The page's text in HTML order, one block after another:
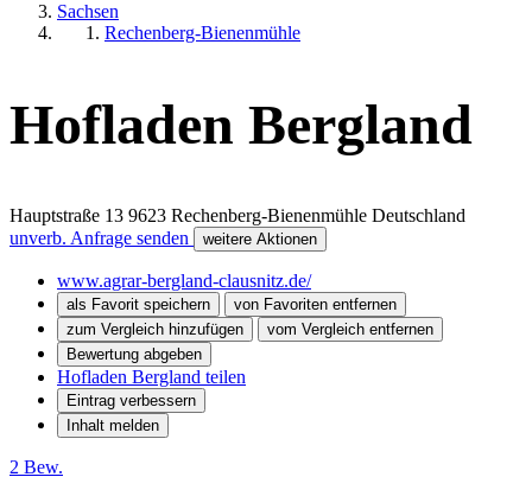
Sachsen
Rechenberg-Bienenmühle
Hofladen Bergland
Hauptstraße 13 9623 Rechenberg-Bienenmühle Deutschland
unverb. Anfrage senden
weitere Aktionen
www.agrar-bergland-clausnitz.de/
als Favorit speichern
von Favoriten entfernen
zum Vergleich hinzufügen
vom Vergleich entfernen
Bewertung abgeben
Hofladen Bergland teilen
Eintrag verbessern
Inhalt melden
2 Bew.